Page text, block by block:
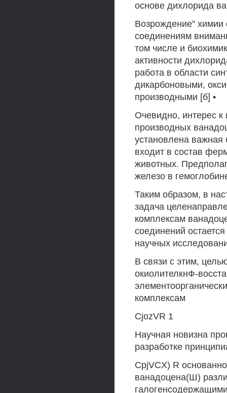
основе дихлорида
Возрождение" химии
соединениям
том числе и
активности
работа в области
дикарбоновыми,
производными [б] •
Очевидно, интерес к
производных
установлена важная
входит в состав
животных.
железо в
Таким образом, в
задача
комплексам
соединений
научных
В связи с этим,
окиолителкнФ-
комплексам
CjozVR 1
Научная новизна
разработке
CpjVCX) R
ванадоцена(Ш)